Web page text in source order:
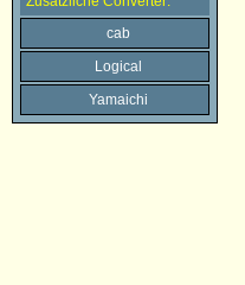
cab
Logical
Yamaichi